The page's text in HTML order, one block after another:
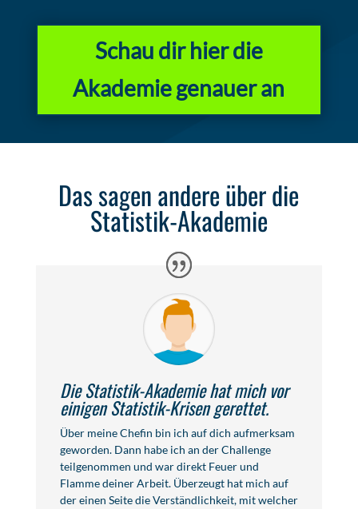
Schau dir hier die
Akademie genauer an
Das sagen andere über die
Statistik-Akademie
Die Statistik-Akademie hat mich vor
einigen Statistik-Krisen gerettet.
Über meine Chefin bin ich auf dich aufmerksam
geworden. Dann habe ich an der Challenge
teilgenommen und war direkt Feuer und
Flamme deiner Arbeit. Überzeugt hat mich auf
der einen Seite die Verständlichkeit, mit welcher